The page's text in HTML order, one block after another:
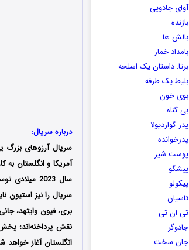
آوای جادویی
بازنده
بالش ها
بامداد خمار
برتا: داستان یک اسلحه
بلیط یک‌‌ طرفه
بوی خون
بی گناه
پدر گواردیولا
پدرخوانده
پوست شیر
پیشگو
پیکولو
تاسیان
تی ان تی
جادوگر
جان سخت
درباره سریال:
سریال آرزوهای بزرگ
سریال را نیز استیون
بری، فیون وایتهد،